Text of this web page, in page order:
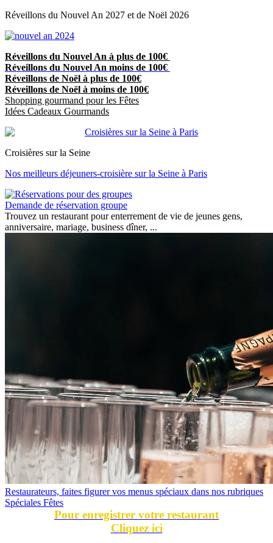
Réveillons du Nouvel An 2027 et de Noël 2026
Réveillons du Nouvel An à plus de 100€
Réveillons du Nouvel An moins de 100€
Réveillons de Noël à plus de 100€
Réveillons de Noël à moins de 100€
Shopping gourmand pour les Fêtes
Idées Cadeaux Gourmands
Croisières sur la Seine
Nos meilleurs déjeuners-croisière sur la Seine à Paris
Demande de réservation groupe
Trouvez un restaurant pour enterrement de vie de jeunes gens,
anniversaire, mariage, business dîner, ...
Restaurateurs, faites figurer vos menus spéciaux dans nos rubriques
Spéciales Fêtes
Pour enregistrer votre restaurant
Cliquez ici